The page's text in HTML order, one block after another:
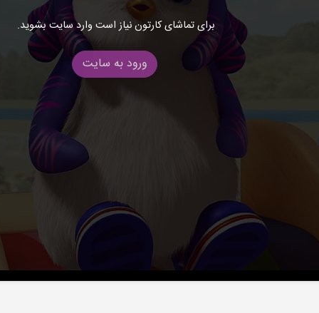
برای تماشای کارتون نیاز است وارد سایت بشوید.
ورود به سایت